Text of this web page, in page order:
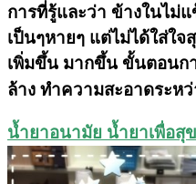
การที่รู้และว่า ข้างในไม่
เป็นๆหายๆ แต่ไม่ได้ใส่ใ
เพิ่มขึ้น มากขึ้น ขั้นตอนก
ล้าง ทำความสะอาดระห
น้ำยาอนามัย น้ำยาเพื่อสุ